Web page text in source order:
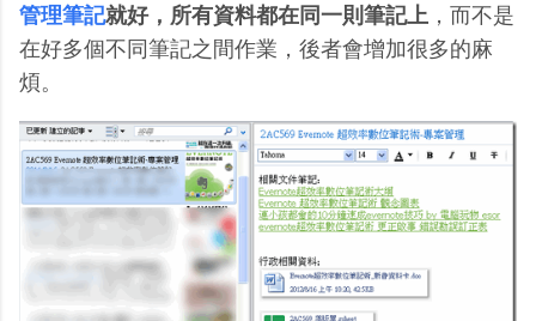
管理筆記就好，所有資料都在同一則筆記上 ，而不是
在好多個不同筆記之間作業，後者會增加很多的麻
煩。